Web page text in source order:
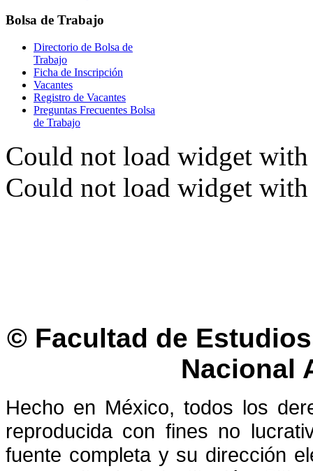
Bolsa de Trabajo
Directorio de Bolsa de
Trabajo
Ficha de Inscripción
Vacantes
Registro de Vacantes
Preguntas Frecuentes Bolsa
de Trabajo
Could not load widget
Could not load widget
© Facultad de
Nacional
Hecho en México, todos los
reproducida con fines no
fuente completa y su dirección